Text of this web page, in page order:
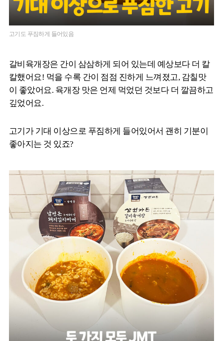
고기도 푸짐하게 들어있음
갈비육개장은 간이 삼삼하게 되어 있는데 예상보다 더 칼
칼했어요! 먹을 수록 간이 점점 진하게 느껴졌고, 감칠맛
이 좋았어요. 육개장 맛은 언제 먹었던 것보다 더 깔끔하고
깊었어요.
고기가 기대 이상으로 푸짐하게 들어있어서 괜히 기분이
좋아지는 것 있죠?